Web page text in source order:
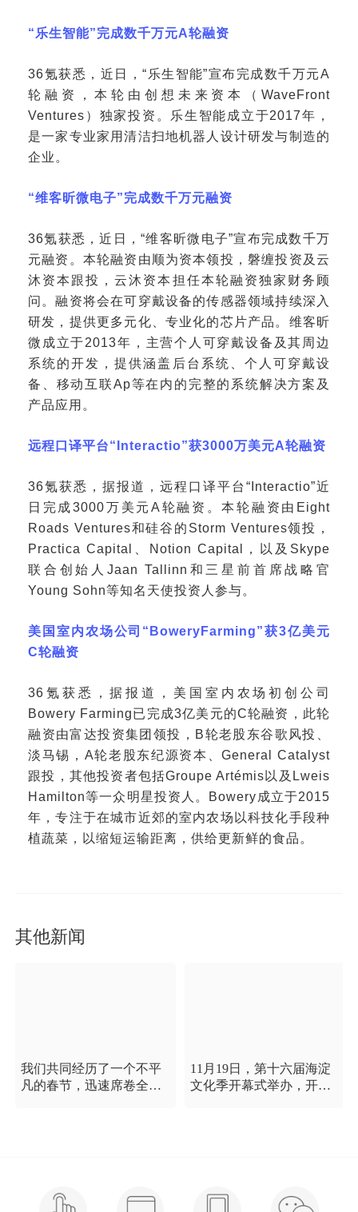
“乐生智能”完成数千万元A轮融资
36氪获悉，近日，“乐生智能”宣布完成数千万元A
轮融资，本轮由创想未来资本（WaveFront
Ventures）独家投资。乐生智能成立于2017年，
是一家专业家用清洁扫地机器人设计研发与制造的
企业。
“维客昕微电子”完成数千万元融资
36氪获悉，近日，“维客昕微电子”宣布完成数千万
元融资。本轮融资由顺为资本领投，磐缠投资及云
沐资本跟投，云沐资本担任本轮融资独家财务顾
问。融资将会在可穿戴设备的传感器领域持续深入
研发，提供更多元化、专业化的芯片产品。维客昕
微成立于2013年，主营个人可穿戴设备及其周边
系统的开发，提供涵盖后台系统、个人可穿戴设
备、移动互联Ap等在内的完整的系统解决方案及
产品应用。
远程口译平台“Interactio”获3000万美元A轮融资
36氪获悉，据报道，远程口译平台“Interactio”近
日完成3000万美元A轮融资。本轮融资由Eight
Roads Ventures和硅谷的Storm Ventures领投，
Practica Capital、Notion Capital，以及Skype
联合创始人Jaan Tallinn和三星前首席战略官
Young Sohn等知名天使投资人参与。
美国室内农场公司 “BoweryFarming”获3亿美元
C轮融资
36氪获悉，据报道，美国室内农场初创公司
Bowery Farming已完成3亿美元的C轮融资，此轮
融资由富达投资集团领投，B轮老股东谷歌风投、
淡马锡，A轮老股东纪源资本、General Catalyst
跟投，其他投资者包括Groupe Artémis以及Lweis
Hamilton等一众明星投资人。Bowery成立于2015
年，专注于在城市近郊的室内农场以科技化手段种
植蔬菜，以缩短运输距离，供给更新鲜的食品。
其他新闻
我们共同经历了一个不平
凡的春节，迅速席卷全国
11月19日，第十六届海淀
文化季开幕式举办，开幕
结、特别讲奉献的一流精